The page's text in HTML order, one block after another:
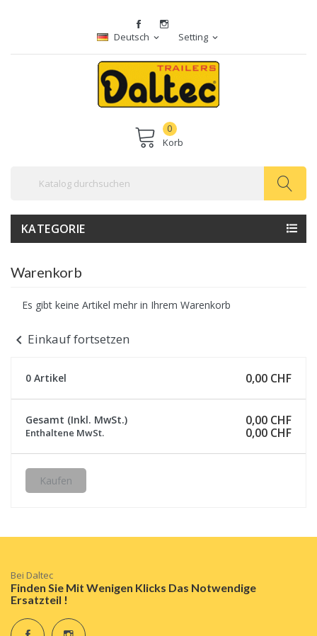
Deutsch expand_more Setting expand_more
0
Korb
KATEGORIE
Warenkorb
Es gibt keine Artikel mehr in Ihrem Warenkorb
chevron_left Einkauf fortsetzen
0 Artikel 0,00 CHF
Gesamt (inkl. MwSt.) 0,00 CHF
Enthaltene MwSt. 0,00 CHF
Kaufen
Bei Daltec
Finden Sie Mit Wenigen Klicks Das Notwendige
Ersatzteil !